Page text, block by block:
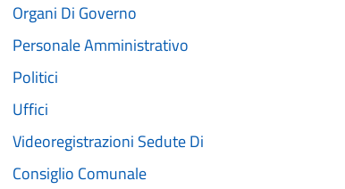
Organi Di Governo
Personale Amministrativo
Politici
Uffici
Videoregistrazioni Sedute Di
Consiglio Comunale